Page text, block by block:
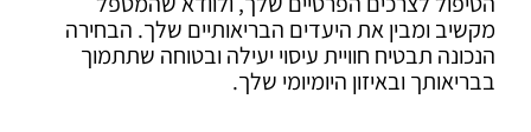
מקשיב ומבין את היעדים הבריאותיים שלך. הבחירה
הנכונה תבטיח חוויית עיסוי יעילה ובטוחה שתתמוך
בבריאותך ובאיזון היומיומי שלך.